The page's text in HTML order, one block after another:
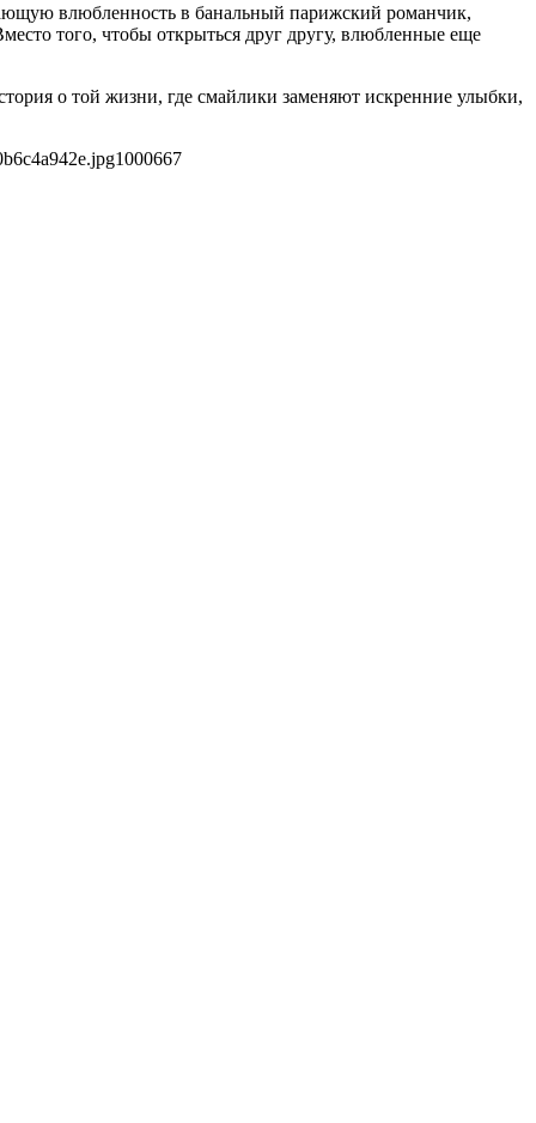
влюбленность в банальный парижский романчик,
того, чтобы открыться друг другу, влюбленные еще
о той жизни, где смайлики заменяют искренние улыбки,
1000667